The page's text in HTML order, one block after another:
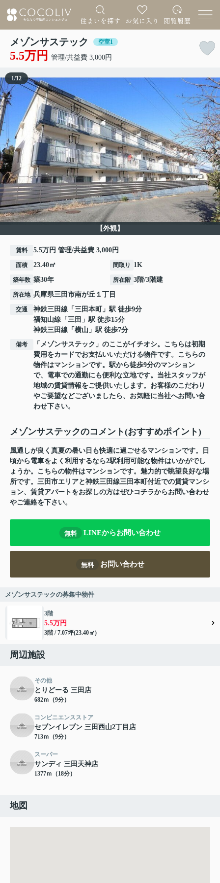
メゾンサステック 空室1
5.5万円 管理/共益費 3,000円
【外観】
1/12
賃料 5.5万円 管理/共益費 3,000円
面積 23.40㎡ 間取り 1K
築年数 築30年 所在階 3階/3階建
所在地 兵庫県三田市南が丘 １丁目
交通 神鉄三田線 「 三田本町
」駅 徒歩9分
福知山線 「 三田 」駅 徒歩15分
神鉄三田線 「 横山 」駅 徒歩7分
備考
「メゾンサステック」のここがイチオシ。こちらは初期
費用をカードでお支払いいただける物件です。こちらの
物件はマンションです。駅から徒歩9分のマンション
で、電車での通勤にも便利な立地です。当社スタッフが
地域の賃貸情報をご提供いたします。お客様のこだわり
やご要望などございましたら、お気軽に当社へお問い合
わせ下さい。
メゾンサステックのコメント(おすすめポイント)
風通しが良く真夏の暑い日も快適に過ごせるマンションです。日
頃から電車をよく利用するなら2駅利用可能な物件はいかがでし
ょうか。こちらの物件はマンションです。魅力的で眺望良好な場
所です。三田市エリアと神鉄三田線三田本町付近での賃貸マンシ
ョン、賃貸アパートをお探しの方はぜひコチラからお問い合わせ
やご連絡を下さい。
無料 LINEからお問い合わせ
無料 お問い合わせ
メゾンサステックの募集中物件
3階
5.5万円
3階 / 7.07坪(23.40㎡)
周辺施設
その他
とりどーる 三田店
682ｍ（9分）
コンビニエンスストア
セブンイレブン 三田西山2丁目店
713ｍ（9分）
スーパー
サンディ 三田天神店
1377ｍ（18分）
地図